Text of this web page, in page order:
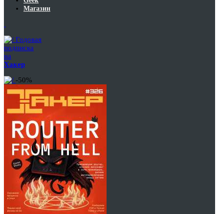
Магазин
Годовая
подписка
на
Хакер
-50%